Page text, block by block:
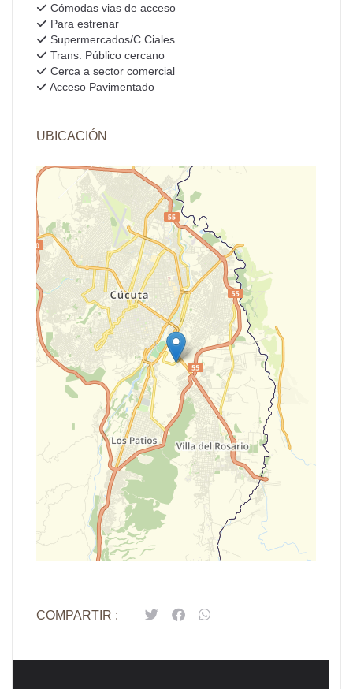
Cómodas vias de acceso
Para estrenar
Supermercados/C.Ciales
Trans. Público cercano
Cerca a sector comercial
Acceso Pavimentado
UBICACIÓN
Leaflet| Map data © OpenStreetMapcontributors, CC-BY-SA
COMPARTIR :